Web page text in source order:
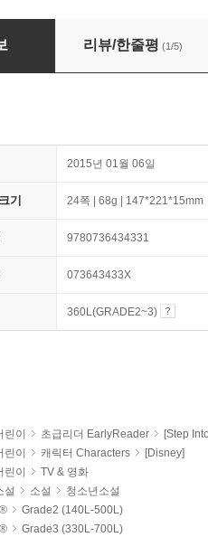
Frozen)
리뷰/한줄평 (1/5)
2015년 01월 06일
기 24쪽 | 68g | 147*221*15mm
9780736434331
073643433X
360L(GRADE2~3)
린이 초급리더 EarlyReader
[Step
린이 캐릭터 Characters
[Disney]
린이
TV & 영화
설 소설
청소년소설
Grade2 (140L-500L)
Grade3 (330L-700L)